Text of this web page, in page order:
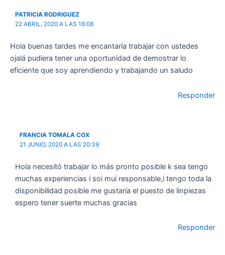
PATRICIA RODRIGUEZ
22 ABRIL, 2020 A LAS 18:08
Hola buenas tardes me encantaría trabajar con ustedes
ojalá pudiera tener una oportunidad de demostrar lo
eficiente que soy aprendiendo y trabajando un saludo
Responder
FRANCIA TOMALA COX
21 JUNIO, 2020 A LAS 20:39
Hola necesitó trabajar lo más pronto posible k sea tengo
muchas experiencias i soi mui responsable,i tengo toda la
disponibilidad posible me gustaría el puesto de linpiezas
espero tener suerte muchas gracias
Responder